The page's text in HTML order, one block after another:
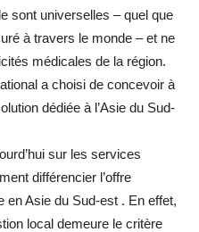
sont universelles – quel que
à travers le monde – et ne
médicales de la région.
a choisi de concevoir à
dédiée à l’Asie du Sud-
sur les services
différencier l’offre
en Asie du Sud-est . En effet,
local demeure le critère